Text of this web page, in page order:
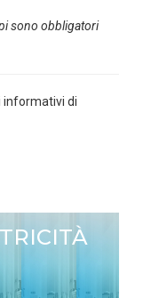
sono obbligatori
informativi di